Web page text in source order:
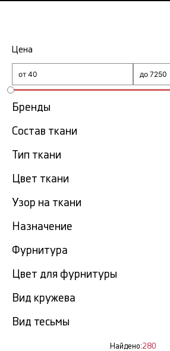
ГлавнаяОтделочное кружево
Отделочное кружево
Показать все
Цена
Бренды
Состав ткани
Тип ткани
Цвет ткани
Узор на ткани
Назначение
Фурнитура
Цвет для фурнитуры
Вид кружева
Вид тесьмы
Найдено:280